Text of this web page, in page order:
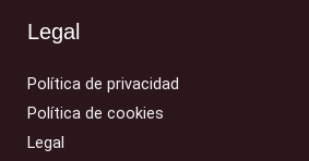
Legal
Política de privacidad
Política de cookies
Legal